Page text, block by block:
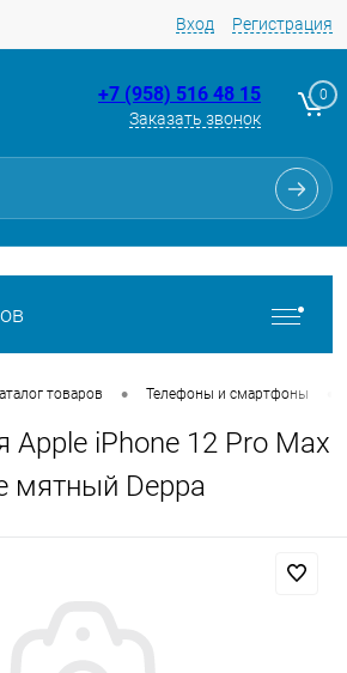
Вход Регистрация
+7 (958) 516 48 15
Заказать звонок
0
товаров • Телефоны и смартфоны
Apple iPhone 12 Pro Max
мятный Deppa